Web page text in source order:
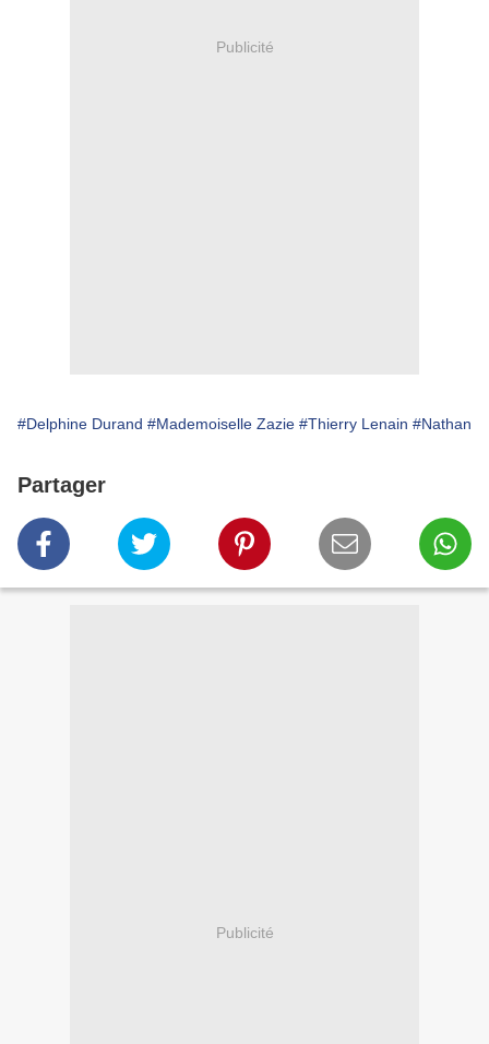
Publicité
#Delphine Durand #Mademoiselle Zazie #Thierry Lenain #Nathan
Partager
Publicité